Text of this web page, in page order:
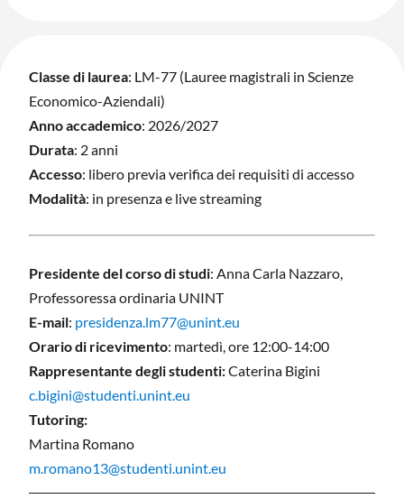
Classe di laurea: LM-77 (Lauree magistrali in Scienze
Economico-Aziendali)
Anno accademico: 2026/2027
Durata: 2 anni
Accesso: libero previa verifica dei requisiti di accesso
Modalità: in presenza e live streaming
Presidente del corso di studi: Anna Carla Nazzaro,
Professoressa ordinaria UNINT
E-mail: presidenza.lm77@unint.eu
Orario di ricevimento: martedì, ore 12:00-14:00
Rappresentante degli studenti:Caterina Bigini
c.bigini@studenti.unint.eu
Tutoring:
Martina Romano
m.romano13@studenti.unint.eu